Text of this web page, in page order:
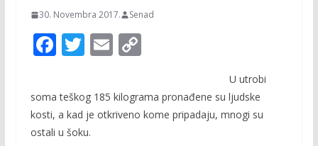
30. Novembra 2017. Senad
F
e
b
o
T
itt
er
E
ai
l
C
p
y
U utrobi
soma teškog 185 kilograma pronađene su ljudske
kosti, a kad je otkriveno kome pripadaju, mnogi su
ostali u šoku.